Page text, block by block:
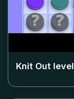
Knit Out level